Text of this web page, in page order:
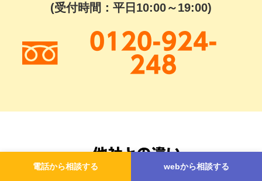
(受付時間：平日10:00～19:00)
0120-924-
248
電話から相談する webから相談する